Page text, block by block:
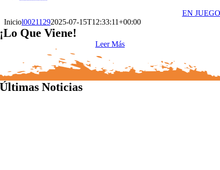
EN JUEGO
Iniciol00211292025-07-15T12:33:11+00:00
¡Lo Que Viene!
Leer Más
Últimas Noticias